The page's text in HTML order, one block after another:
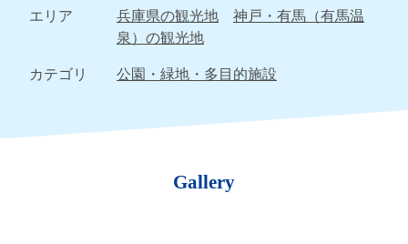
エリア
兵庫県の観光地
神戸・有馬（有馬温
泉）の観光地
カテゴリ
公園・緑地・多目的施設
Gallery